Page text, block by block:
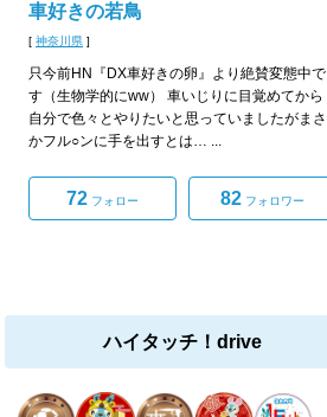
車好きの若鳥
[ 神奈川県 ]
只今前HN『DX車好きの卵』より絶賛変態中で
す（生物学的にww） 車いじりに目覚めてから
自分で色々とやりたいと思っていましたがまさ
かフル○ンに手を出すとは… ...
72 フォロー 82 フォロワー
ハイタッチ！drive